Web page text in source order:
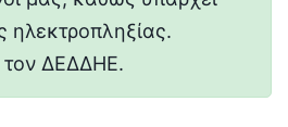
ηλεκτροπληξίας.
ΔΕΔΔΗΕ.